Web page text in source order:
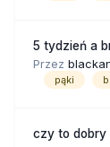
5 tydzień a
Przez
pąki
czy to dobry